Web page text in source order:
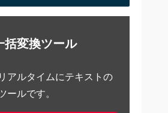
括変換ツール
アルタイムにテキストの
ールです。